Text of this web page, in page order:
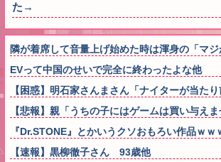
た→
隣が着席して音量上げ始めた時は渾身の「マ
EVって中国のせいで完全に終わったよな他
【困惑】明石家さんまさん「ナイターが当た
【悲報】親「うちの子にはゲームは買い与え
『Dr.STONE』とかいうクソおもろい作品ｗｗ
【速報】黒柳徹子さん 93歳他